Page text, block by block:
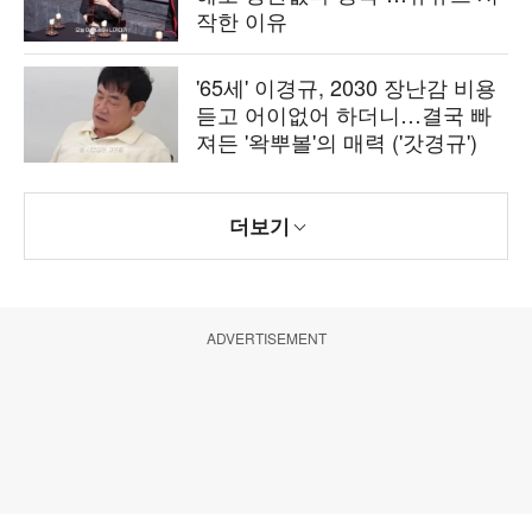
작한 이유
'65세' 이경규, 2030 장난감 비용
듣고 어이없어 하더니…결국 빠
져든 '왁뿌볼'의 매력 ('갓경규')
더보기
ADVERTISEMENT